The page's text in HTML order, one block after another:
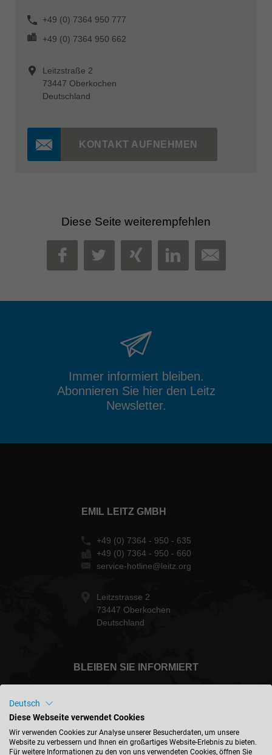
+49 (0) 7364 950 777
+49 (0) 7364 950 662
Leitzstraße 2
73447 Oberkochen
Deutschland
KONTAKT AUFNEHMEN
Diese Seite weiterempfehlen
FACEBOOK
TWITTER
XINGLINKEDIN
MAIL
Immer informiert bleiben.
Abonnieren Sie hier den Leitz
Newsletter.
EMIL LEITZ GMBH
+49 (0) 7364 - 950 - 635
+49 (0) 7364 - 950 - 660
service-hotline@leitz.org
Leitzstrasse 2
73447 Oberkochen
Deutschland
BLEIBEN SIE INFORMIERT
Deutschland - deutsch
Deutsch
Diese Webseite verwendet Cookies
Wir verwenden Cookies zur Analyse unserer Besucherdaten, um unsere
Website zu verbessern und Ihnen ein großartiges Website-Erlebnis zu bieten.
Für weitere Informationen zu den von uns verwendeten Cookies, öffnen Sie